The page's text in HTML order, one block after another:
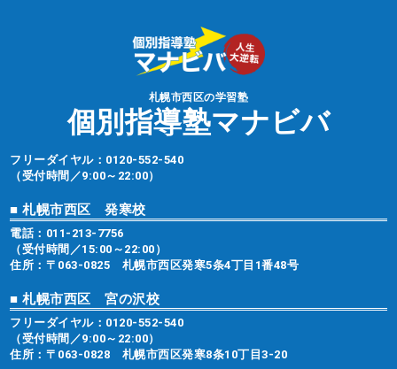
札幌市西区の学習塾
個別指導塾マナビバ
フリーダイヤル： 0120-552-540
（受付時間／9:00～22:00）
■ 札幌市西区 発寒校
電話： 011-213-7756
（受付時間／15:00～22:00）
住所：〒063-0825 札幌市西区発寒5条4丁目1番48号
■ 札幌市西区 宮の沢校
フリーダイヤル： 0120-552-540
（受付時間／9:00～22:00）
住所：〒063-0828 札幌市西区発寒8条10丁目3-20